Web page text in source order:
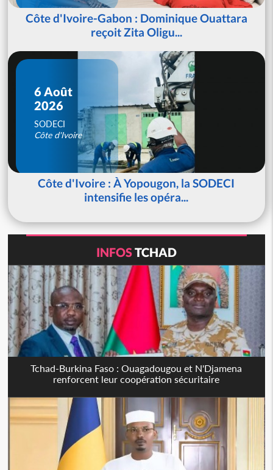
Côte d'Ivoire-Gabon : Dominique Ouattara
reçoit Zita Oligu...
6 Août
2026
SODECI
Côte d'Ivoire
Côte d'Ivoire : À Yopougon, la SODECI
intensifie les opéra...
INFOSTCHAD
Tchad-Burkina Faso : Ouagadougou et N'Djamena
renforcent leur coopération sécuritaire